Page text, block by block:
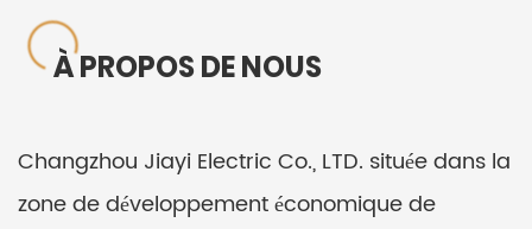
À PROPOS DE NOUS
Changzhou Jiayi Electric Co., LTD. située dans la
zone de développement économique de